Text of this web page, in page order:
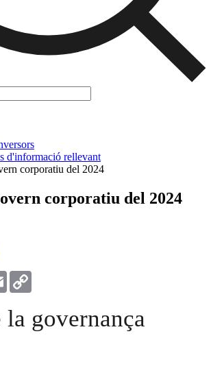
d'informació rellevant
corporatiu del 2024
corporatiu del 2024
Email
la governança